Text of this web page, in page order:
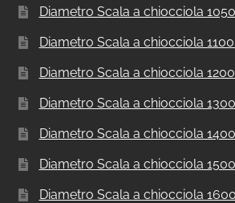
Diametro Scala a chiocciola
Diametro Scala a chiocciola
Diametro Scala a chiocciola
Diametro Scala a chiocciola
Diametro Scala a chiocciola
Diametro Scala a chiocciola
Diametro Scala a chiocciola